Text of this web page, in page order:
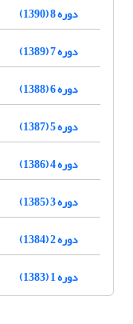
دوره 8 (1390)
دوره 7 (1389)
دوره 6 (1388)
دوره 5 (1387)
دوره 4 (1386)
دوره 3 (1385)
دوره 2 (1384)
دوره 1 (1383)